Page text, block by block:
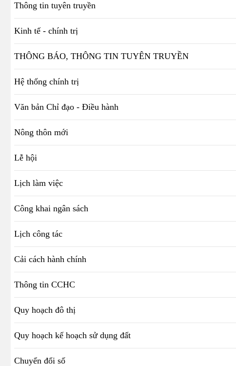
Thông tin tuyên truyền
Kinh tế - chính trị
THÔNG BÁO, THÔNG TIN TUYÊN TRUYỀN
Hệ thống chính trị
Văn bản Chỉ đạo - Điều hành
Nông thôn mới
Lễ hội
Lịch làm việc
Công khai ngân sách
Lịch công tác
Cải cách hành chính
Thông tin CCHC
Quy hoạch đô thị
Quy hoạch kế hoạch sử dụng đất
Chuyển đổi số